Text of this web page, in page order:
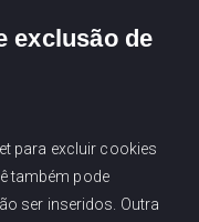
exclusão de
para excluir cookies
também pode
ser inseridos. Outra